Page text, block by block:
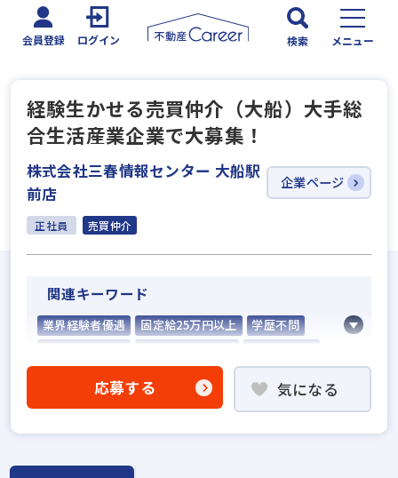
会員登録 ログイン 検索 メニュー
経験生かせる売買仲介（大船）大手総
合生活産業企業で大募集！
株式会社三春情報センター 大船駅
前店
企業ページ
正社員 売買仲介
関連キーワード
業界経験者優遇 固定給25万円以上
学歴不問
応募する 気になる